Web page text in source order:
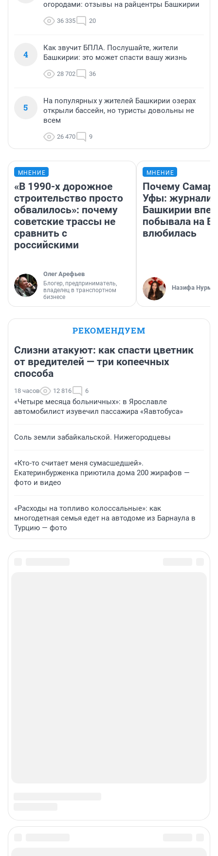
огородами: отзывы на райцентры Башкирии
36 335 20
4
Как звучит БПЛА. Послушайте, жители
Башкирии: это может спасти вашу жизнь
28 702 36
5
На популярных у жителей Башкирии озерах
открыли бассейн, но туристы довольны не
всем
26 470 9
МНЕНИЕ
«В 1990-х дорожное
строительство просто
обвалилось»: почему
советские трассы не
сравнить с
российскими
Олег Арефьев
Блогер, предприниматель,
владелец в транспортном
бизнесе
МНЕНИЕ
Почему
Уфы:
Башкирии
побывала на
влюбилась
Назифа
РЕКОМЕНДУЕМ
Слизни атакуют: как спасти цветник
от вредителей — три копеечных
способа
18 часов 12 816 6
«Четыре месяца больничных»: в Ярославле
автомобилист изувечил пассажира «Яавтобуса»
Соль земли забайкальской. Нижегородцевы
«Кто-то считает меня сумасшедшей».
Екатеринбурженка приютила дома 200 жирафов —
фото и видео
«Расходы на топливо колоссальные»: как
многодетная семья едет на автодоме из Барнаула в
Турцию — фото